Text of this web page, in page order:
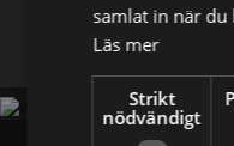
Facebook
samlat in när du
Läs mer
Strikt
nödvändigt